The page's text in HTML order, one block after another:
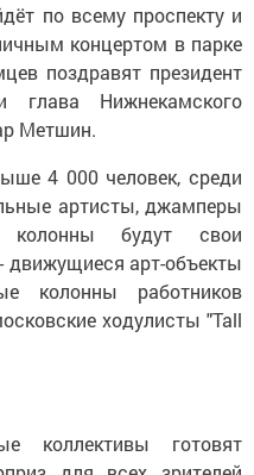
по всему проспекту и
концертом в парке
поздравят президент
Нижнекамского
Метшин.
4 000 человек, среди
артисты, джамперы
будут свои
движущиеся арт-объекты
колонны работников
ходулисты "Tall
коллективы готовят